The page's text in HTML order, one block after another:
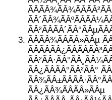
ÃÂÃÂ¾ÃÂÃÂ»ÃÂµ
ÃÂ¿ÃÂÃÂ°ÃÂ²ÃÂ°
ÃÂ¿ÃÂ¾ÃÂÃÂ»ÃÂµ